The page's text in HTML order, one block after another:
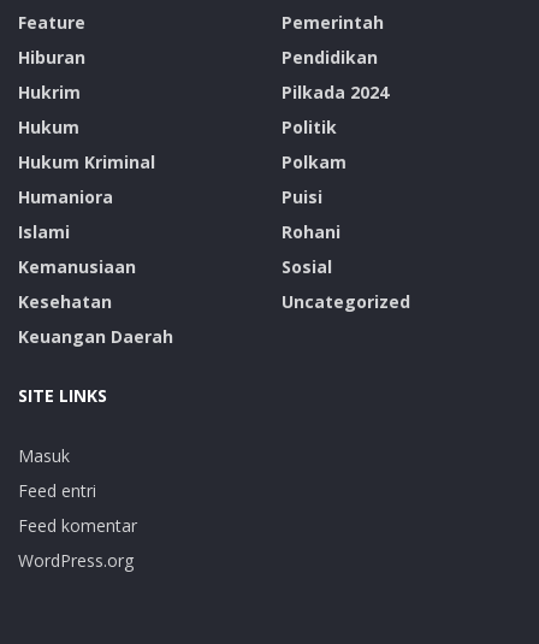
Feature
Hiburan
Hukrim
Hukum
Hukum Kriminal
Humaniora
Islami
Kemanusiaan
Kesehatan
Keuangan Daerah
Pemerintah
Pendidikan
Pilkada 2024
Politik
Polkam
Puisi
Rohani
Sosial
Uncategorized
SITE LINKS
Masuk
Feed entri
Feed komentar
WordPress.org